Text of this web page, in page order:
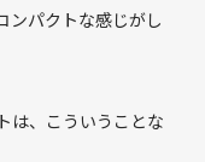
ンパクトな感じがし
は、こういうことな